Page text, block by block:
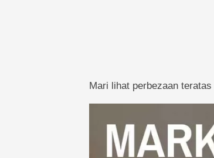
Mari lihat perbezaan